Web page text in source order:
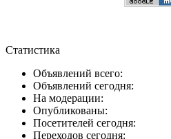
Статистика
Объявлений всего:
Объявлений сегодня:
На модерации:
Опубликованы:
Посетителей сегодня:
Переходов сегодня: